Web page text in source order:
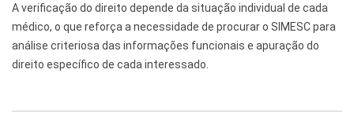
A verificação do direito depende da situação individual de cada
médico, o que reforça a necessidade de procurar o SIMESC para
análise criteriosa das informações funcionais e apuração do
direito específico de cada interessado.